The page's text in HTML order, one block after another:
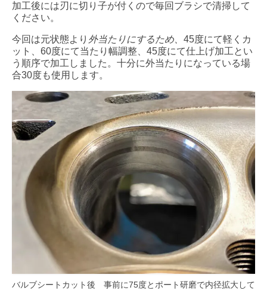
加工後には刃に切り子が付くので毎回ブラシで清掃して
ください。
今回は元状態より 外当たりにするため、 45度にて軽くカ
ット、60度にて当たり幅調整、45度にて仕上げ加工とい
う順序で加工しました。十分に外当たりになっている場
合30度も使用します。
バルブシートカット後 事前に75度とポート研磨で内径拡大して